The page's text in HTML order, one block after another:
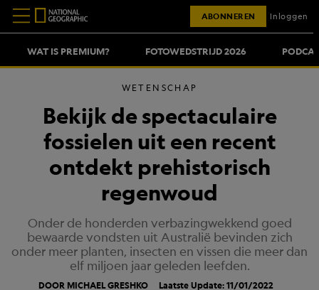
WAT IS PREMIUM? FOTOWEDSTRIJD 2026
ABONNEREN Inloggen
WETENSCHAP
Bekijk de spectaculaire
fossielen uit een recent
ontdekt prehistorisch
regenwoud
Onder de honderden verbazingwekkend goed
bewaarde vondsten uit Australië bevinden zich
onder meer planten, insecten en vissen die meer dan
elf miljoen jaar geleden leefden.
DOOR MICHAEL GRESHKO Laatste Update: 11/01/2022